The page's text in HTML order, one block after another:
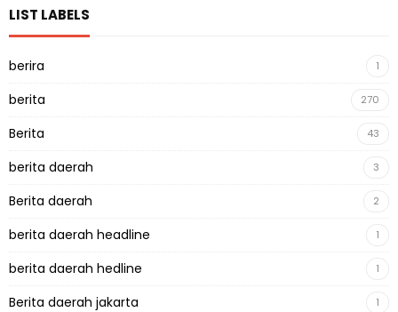
LIST LABELS
berira 1
berita 270
Berita 43
berita daerah 3
Berita daerah 2
berita daerah headline 1
berita daerah hedline 1
Berita daerah jakarta 1